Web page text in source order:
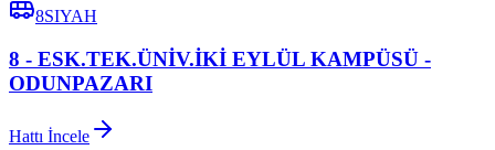
8SIYAH
8 - ESK.TEK.ÜNİV.İKİ EYLÜL KAMPÜSÜ -
ODUNPAZARI
Hattı İncele